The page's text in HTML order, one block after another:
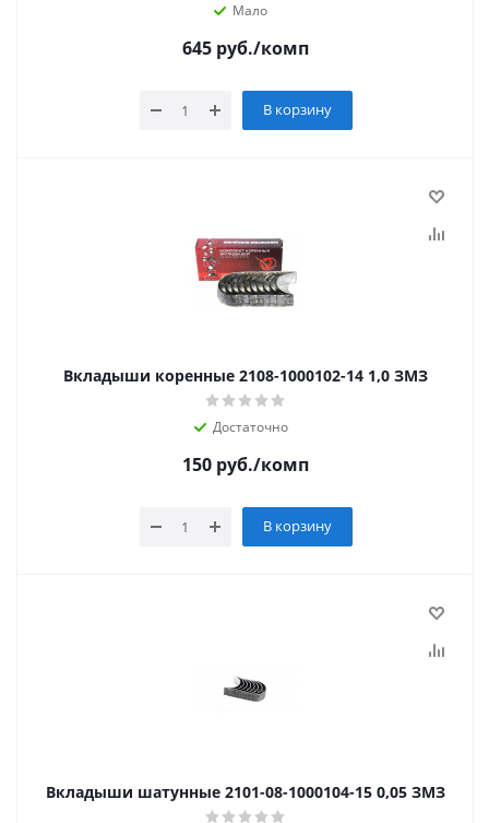
Мало
645 руб./комп
В корзину
Вкладыши коренные 2108-1000102-14 1,0 ЗМЗ
Достаточно
150 руб./комп
В корзину
Вкладыши шатунные 2101-08-1000104-15 0,05 ЗМЗ